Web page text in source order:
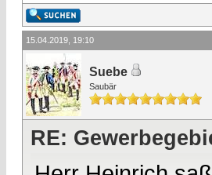
15.04.2019, 19:10
Suebe
Saubär
RE: